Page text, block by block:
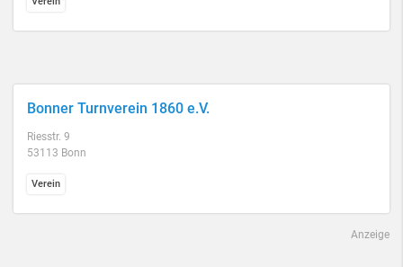
Bonner Turnverein 1860 e.V.
Riesstr. 9
53113 Bonn
Verein
Anzeige